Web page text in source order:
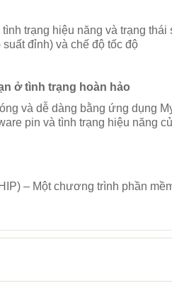
trạng hiệu năng và trạng thái
đỉnh) và chế độ tốc độ
ở tình trạng hoàn hảo
và dễ dàng bằng ứng dụng
pin và tình trạng hiệu năng
– Một chương trình phần